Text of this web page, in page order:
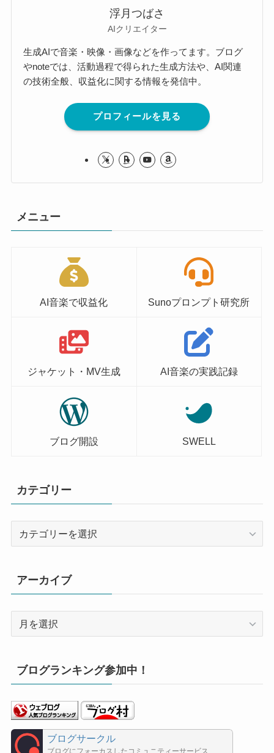
浮月つばさ
AIクリエイター
生成AIで音楽・映像・画像などを作ってます。ブログ
やnoteでは、活動過程で得られた生成方法や、AI関連
の技術全般、収益化に関する情報を発信中。
プロフィールを見る
メニュー
AI音楽で収益化 Sunoプロンプト研究所
ジャケット・MV生成 AI音楽の実践記録
ブログ開設 SWELL
カテゴリー
リ
ー
アーカイブ
ブ
ブログランキング参加中！
ブログサークル
ブログにフォーカスしたコミュニティーサービス